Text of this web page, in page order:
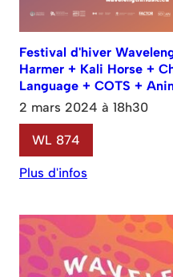
Festival d'hiver
Harmer + Kali Horse +
Language + COTS +
2 mars 2024 à 18h30
WL 874
Plus d'infos